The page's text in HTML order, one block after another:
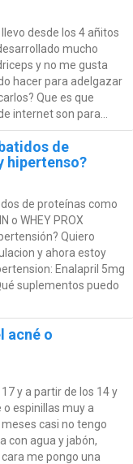
desde los 4 añitos
mucho
y no me gusta
hacer para adelgazar
Que es que
internet son para...
de
hipertenso?
de proteínas como
o WHEY PROX
Quiero
y ahora estoy
Enalapril 5mg
suplementos puedo
acné o
y a partir de los 14 y
o espinillas muy a
casi no tengo
con agua y jabón,
me pongo una